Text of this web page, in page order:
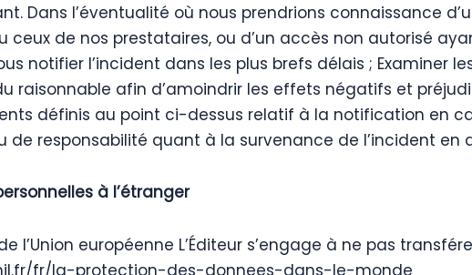
Dans l’éventualité où nous prendrions connaissance
ceux de nos prestataires, ou d’un accès non autorisé
notifier l’incident dans les plus brefs délais ; Examiner
raisonnable afin d’amoindrir les effets négatifs et
définis au point ci-dessus relatif à la notification en
responsabilité quant à la survenance de l’incident en
à l’étranger
l’Union européenne L’Éditeur s’engage à ne pas
fr/la-protection-des-donnees-dans-le-monde